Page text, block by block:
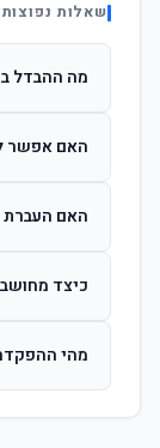
שאלות נפוצות
מה ההבדל
ההשקעות.
האם אפשר
האם העברת
החברות.
כיצד
ומתן על
מהי